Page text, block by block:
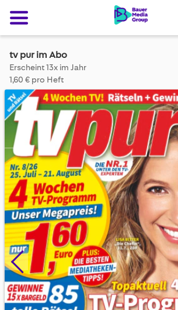
tv pur im Abo
Erscheint 13x im Jahr
1,60 € pro Heft
Skip
to
the
end
the
images
gallery